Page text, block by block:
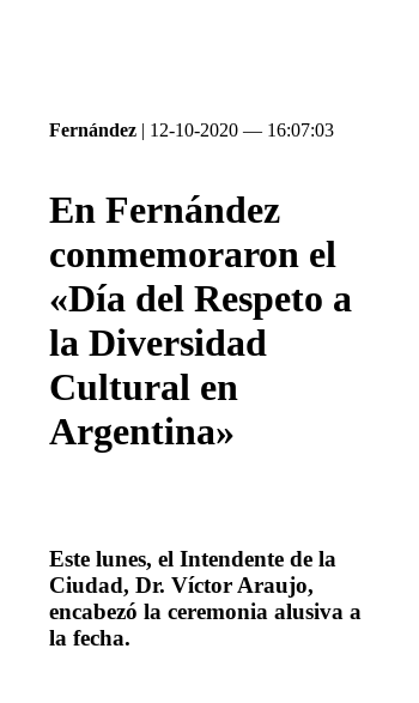
Fernández | 12-10-2020 — 16:07:03
En Fernández
conmemoraron el
«Día del Respeto a
la Diversidad
Cultural en
Argentina»
Este lunes, el Intendente de la
Ciudad, Dr. Víctor Araujo,
encabezó la ceremonia alusiva a
la fecha.